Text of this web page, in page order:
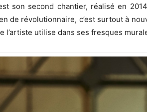
son second chantier, réalisé en
de révolutionnaire, c’est surtout à
l’artiste utilise dans ses fresques